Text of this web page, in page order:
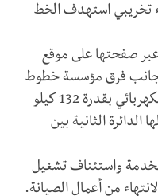
تخريبي استهدف الخط
صفحتها على موقع
جانب فرق مؤسسة خطوط
النقل، انتهت من صيانة خط النقل الكهربائي بقدرة 132 كيلو
الثانية بين
واستئناف تشغيل
من أعمال الصيانة.